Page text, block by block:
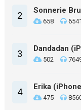
2 Sonnerie
658 6541
3 Dandadan
502
4 Erika
475